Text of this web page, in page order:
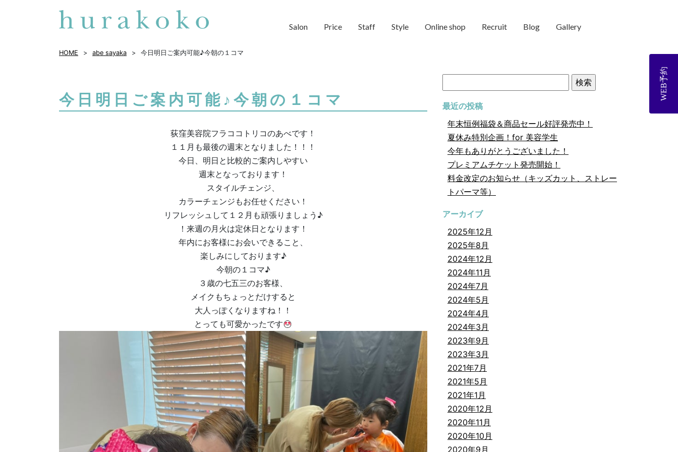
WEB予約
Salon Price Staff Style Online shop Recruit Blog Gallery
HOME abe sayaka 今日明日ご案内可能♪今朝の１コマ
今日明日ご案内可能♪今朝の１コマ
荻窪美容院フラココトリコのあべです！
１１月も最後の週末となりました！！！
今日、明日と比較的ご案内しやすい
週末となっております！
スタイルチェンジ、
カラーチェンジもお任せください！
リフレッシュして１２月も頑張りましょう♪
！来週の月火は定休日となります！
年内にお客様にお会いできること、
楽しみにしております♪
今朝の１コマ♪
３歳の七五三のお客様、
メイクもちょっとだけすると
大人っぽくなりますね！！
とっても可愛かったです
索:
最近の投稿
年末恒例福袋＆商品セール好評発売中！
夏休み特別企画！for 美容学生
今年もありがとうございました！
プレミアムチケット発売開始！
料金改定のお知らせ（キッズカット、ストレー
トパーマ等）
アーカイブ
2025年12月
2025年8月
2024年12月
2024年11月
2024年7月
2024年5月
2024年4月
2024年3月
2023年9月
2023年3月
2021年7月
2021年5月
2021年1月
2020年12月
2020年11月
2020年10月
2020年9月